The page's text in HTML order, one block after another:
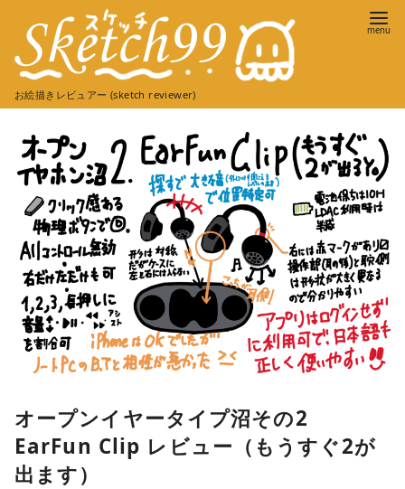
ツ
お絵描きレビュアー (sketch reviewer)
オープンイヤータイプ沼その2
EarFun Clip レビュー（もうすぐ2が
出ます）